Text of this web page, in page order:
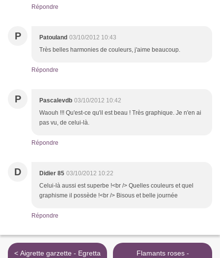
Répondre
P Patouland 03/10/2012 10:43
Très belles harmonies de couleurs, j'aime beaucoup.
Répondre
P Pascalevdb 03/10/2012 10:42
Waouh !!! Qu'est-ce qu'il est beau ! Très graphique. Je n'en ai
pas vu, de celui-là.
Répondre
D Didier 85 03/10/2012 10:22
Celui-là aussi est superbe !<br /> Quelles couleurs et quel
graphisme il possède !<br /> Bisous et belle journée
Répondre
< Aigrette garzette - Egretta
Flamants roses -